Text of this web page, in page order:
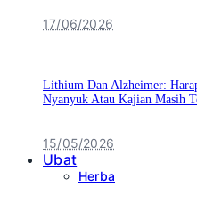
17/06/2026
Lithium Dan Alzheimer:
Nyanyuk Atau Kajian Masih
15/05/2026
Ubat
Herba